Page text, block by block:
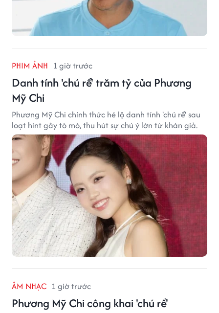
PHIM ẢNH 1 giờ trước
Danh tính 'chú rể' trăm tỷ của Phương
Mỹ Chi
Phương Mỹ Chi chính thức hé lộ danh tính 'chú rể' sau
loạt hint gây tò mò, thu hút sự chú ý lớn từ khán giả.
ÂM NHẠC 1 giờ trước
Phương Mỹ Chi công khai 'chú rể'